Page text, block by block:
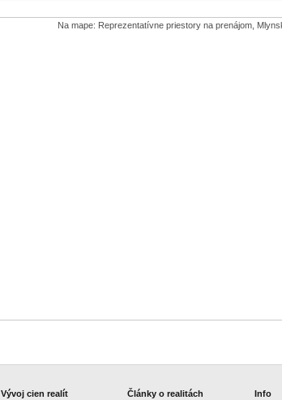
Na mape: Reprezentatívne priestory na prenájom,
Vývoj cien realít Články o realitách Info